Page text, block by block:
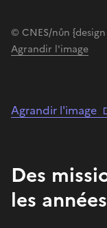
© CNES/nůn
Agrandir l'image
Agrandir l'image
Des
les